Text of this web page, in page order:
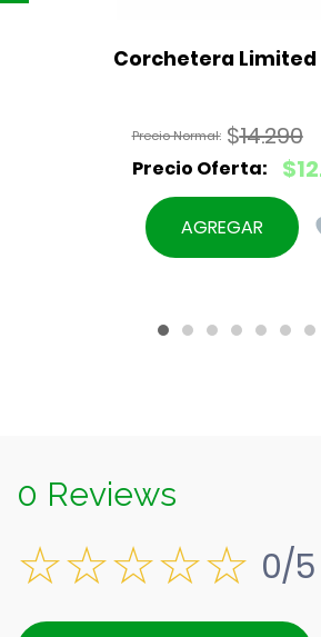
Corchetera Limited
$14.290
El
precio
original
$
El
precio
actual
AGREGAR
0 Reviews
0/5